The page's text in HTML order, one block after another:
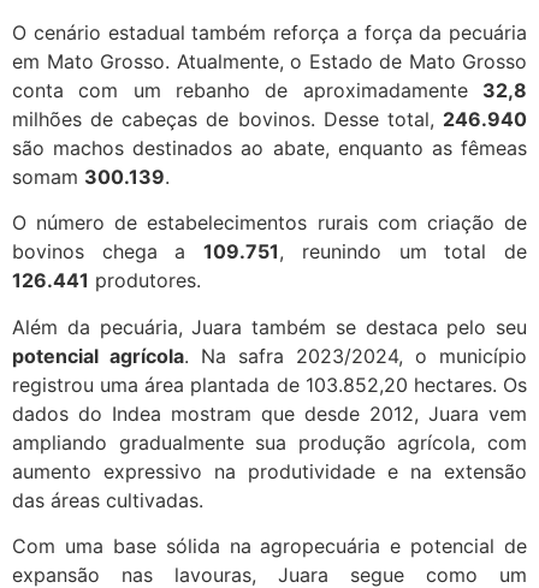
O cenário estadual também reforça a força da pecuária
em Mato Grosso. Atualmente, o Estado de Mato Grosso
conta com um rebanho de aproximadamente 32,8
milhões de cabeças de bovinos. Desse total, 246.940
são machos destinados ao abate, enquanto as fêmeas
somam 300.139.
O número de estabelecimentos rurais com criação de
bovinos chega a109.751, reunindo um total de
126.441 produtores.
Além da pecuária, Juara também se destaca pelo seu
potencial agrícola. Na safra 2023/2024, o município
registrou uma área plantada de 103.852,20 hectares. Os
dados do Indea mostram que desde 2012, Juara vem
ampliando gradualmente sua produção agrícola, com
aumento expressivo na produtividade e na extensão
das áreas cultivadas.
Com uma base sólida na agropecuária e potencial de
expansão nas lavouras, Juara segue como um